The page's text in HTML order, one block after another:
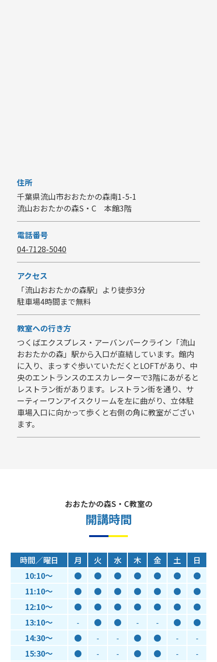
住所
千葉県流山市おおたかの森南1-5-1
流山おおたかの森S・C 本館3階
電話番号
04-7128-5040
アクセス
「流山おおたかの森駅」より徒歩3分
駐車場4時間まで無料
教室への行き方
つくばエクスプレス・アーバンパークライン「流山
おおたかの森」駅から入口が直結しています。館内
に入り、まっすぐ歩いていただくとLOFTがあり、中
央のエントランスのエスカレーターで3階にあがると
レストラン街があります。レストラン街を通り、サ
ーティーワンアイスクリームを左に曲がり、立体駐
車場入口に向かって歩くと右側の角に教室がござい
ます。
おおたかの森S・C教室の
開講時間
時間／曜日 月 火 水 木 金 土
日
10:10～
● ● ● ● ● ●
●
11:10～
● ● ● ● ● ●
●
12:10～
● ● ● ● ● ●
●
13:10～
- ● ● - - ●
●
14:30～
● - - ● ● -
-
15:30～
● - - ● ● -
-